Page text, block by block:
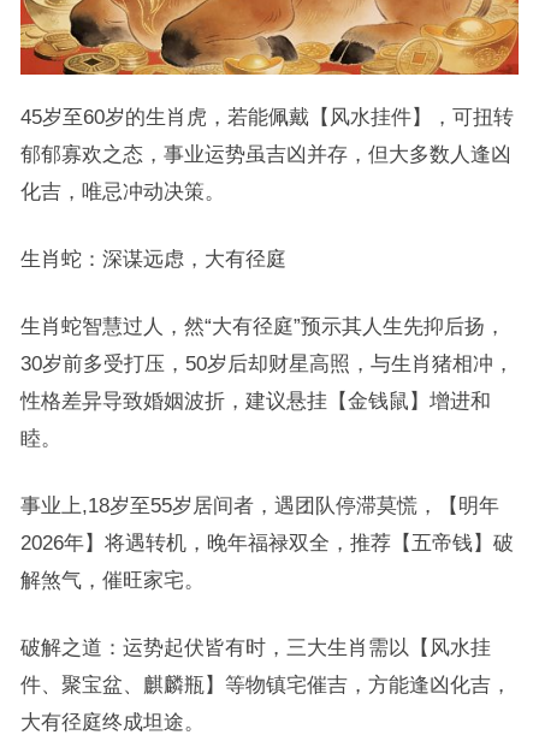
45岁至60岁的生肖虎，若能佩戴【风水挂件】，可扭转
郁郁寡欢之态，事业运势虽吉凶并存，但大多数人逢凶
化吉，唯忌冲动决策。
生肖蛇：深谋远虑，大有径庭
生肖蛇智慧过人，然“大有径庭”预示其人生先抑后扬，
30岁前多受打压，50岁后却财星高照，与生肖猪相冲，
性格差异导致婚姻波折，建议悬挂【金钱鼠】增进和
睦。
事业上,18岁至55岁居间者，遇团队停滞莫慌，【明年
2026年】将遇转机，晚年福禄双全，推荐【五帝钱】破
解煞气，催旺家宅。
破解之道：运势起伏皆有时，三大生肖需以【风水挂
件、聚宝盆、麒麟瓶】等物镇宅催吉，方能逢凶化吉，
大有径庭终成坦途。